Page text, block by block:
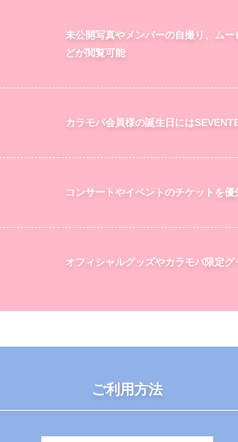
未公開写真やメンバーの自撮り、ム
どが閲覧可能
カラモバ会員様の誕生日には
コンサートやイベントのチケットを
オフィシャルグッズやカラモバ限定グ
ご利用方法